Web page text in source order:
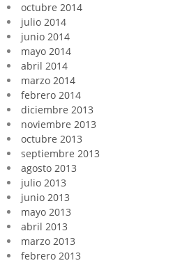
octubre 2014
julio 2014
junio 2014
mayo 2014
abril 2014
marzo 2014
febrero 2014
diciembre 2013
noviembre 2013
octubre 2013
septiembre 2013
agosto 2013
julio 2013
junio 2013
mayo 2013
abril 2013
marzo 2013
febrero 2013